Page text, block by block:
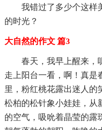
我错过了多少个这样
的时光？
大自然的作文 篇3
春天，我早上醒来，
走上阳台一看，啊！真是
里，粉红桃花露出迷人的
松柏的松针象小娃娃，从
的空气，吸吮着晶莹的露